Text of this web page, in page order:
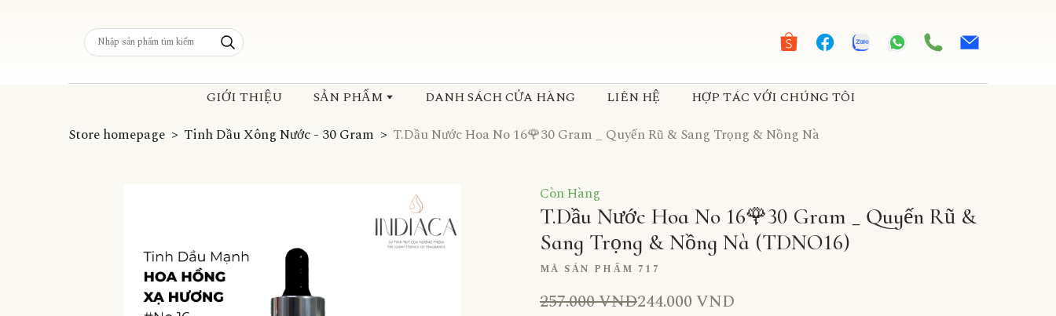
GIỚI THIỆU SẢN PHẨM DANH SÁCH CỬA HÀNG LIÊN HỆ HỢP TÁC VỚI CHÚNG TÔI
Store homepage Tinh Dầu Xông Nước - 30 Gram T.Dầu Nước Hoa No 16🌹30 Gram _ Quyến Rũ & Sang Trọng & Nồng Nà
Còn Hàng
T.Dầu Nước Hoa No 16🌹30 Gram _ Quyến Rũ &
Sang Trọng & Nồng Nà (TDNO16)
MÃ SẢN PHẨM 717
257.000 VND244.000 VND